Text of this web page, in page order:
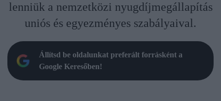
lenniük a nemzetközi nyugdíjmegállapítás
uniós és egyezményes szabályaival.
Állítsd be oldalunkat preferált forrásként a
Google Keresőben!